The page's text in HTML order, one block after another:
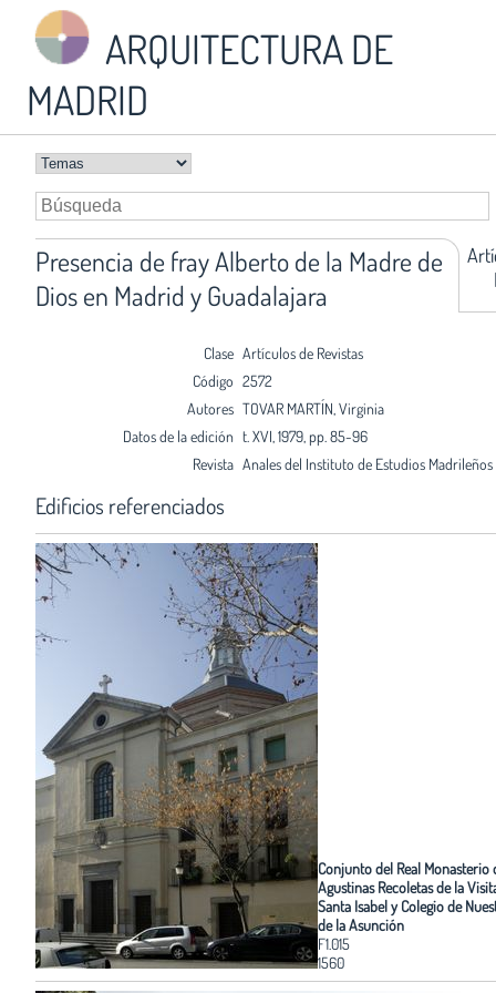
ARQUITECTURA DE
MADRID
Presencia de fray Alberto de la Madre de
Dios en Madrid y Guadalajara
Clase Artículos de Revistas
Código 2572
Autores TOVAR MARTÍN, Virginia
Datos de la edición t. XVI, 1979, pp. 85-96
Revista Anales del Instituto de Estudios Madrileños
Edificios referenciados
Conjunto del Real Monasterio
Agustinas Recoletas de la
Santa Isabel y Colegio de
de la Asunción
F1.015
1560